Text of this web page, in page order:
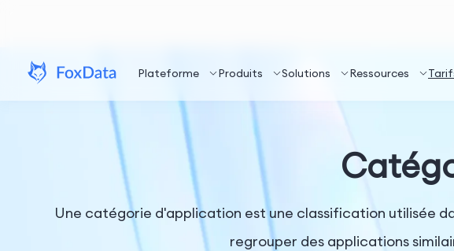
Plateforme Produits Solutions Ressources
Une catégorie d'application est une classification utilisée
regrouper des applications